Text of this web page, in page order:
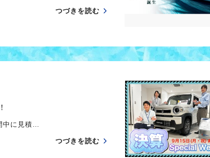
つづきを読む
に見積…
つづきを読む